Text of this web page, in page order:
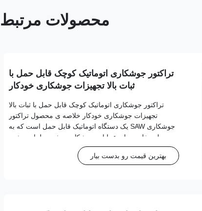
محصولات مرتبط
تراکتور جوشکاری اتوماتیک کوچک قابل حمل با
ثبات بالا تجهیزات جوشکاری خودکار
تراکتور جوشکاری اتوماتیک کوچک قابل حمل با ثبات بالا
تجهیزات جوشکاری خودکار خلاصه ی محصول تراکتور
جوشکاری SAW یک دستگاه اتوماتیک قابل حمل است که به
طور خاص برای عملیات جوشکاری مخزن طراحی شده
است.این سیستم قابل حمل را به همراه سر اسلحه جوش و
حرکت دقیق در امتداد سطوح قطعه کار و یا خطوط مشخص،
بهترین قیمت رو بدست بیار